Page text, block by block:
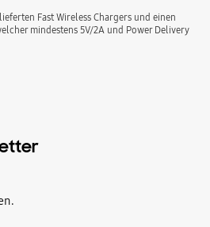
Fast Wireless Chargers und einen
mindestens 5V/2A und Power Delivery